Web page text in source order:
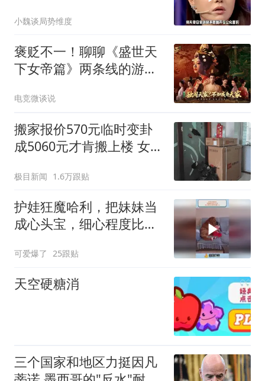
小魏谈局势维度
褒贬不一！聊聊《盛世天
下女帝篇》两条线的游玩
电竞微谈说
搬家报价570元临时变卦
成5060元才肯搬上楼 女子
极目新闻 1.6万跟贴
护娃狂魔哈利，把妹妹当
成心头宝，细心程度比亲
可爱爆了 25跟贴
天空硬糖消
三个国家和地区力挺因凡